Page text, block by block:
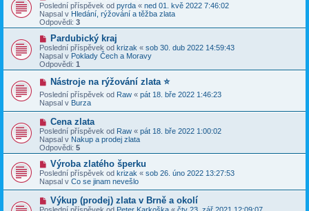
e
k
í
s
p
v
e
k
o
v
ý
p
s
p
ě
v
e
k
Poslední příspěvek od pyrda « ned 01. kvě 2022 7:46:02
Napsal v Hledání, rýžování a těžba zlata
Odpovědi: 3
N
o
v
ý
p
s
p
ě
v
k
Pardubický kraj
Poslední příspěvek od krizak « sob 30. dub 2022 14:59:43
Napsal v Poklady Čech a Moravy
Odpovědi: 1
N
o
v
ý
p
í
s
p
ě
v
k
Nástroje na rýžování zlata ⭐️
Poslední příspěvek od Raw « pát 18. bře 2022 1:46:23
Napsal v Burza
N
o
v
ý
p
s
p
v
Cena zlata
Poslední příspěvek od Raw « pát 18. bře 2022 1:00:02
Napsal v Nakup a prodej zlata
Odpovědi: 5
N
o
v
ý
p
Výroba zlatého šperku
Poslední příspěvek od krizak « sob 26. úno 2022 13:27:53
Napsal v Co se jinam nevešlo
N
o
Výkup (prodej) zlata v Brně a okolí